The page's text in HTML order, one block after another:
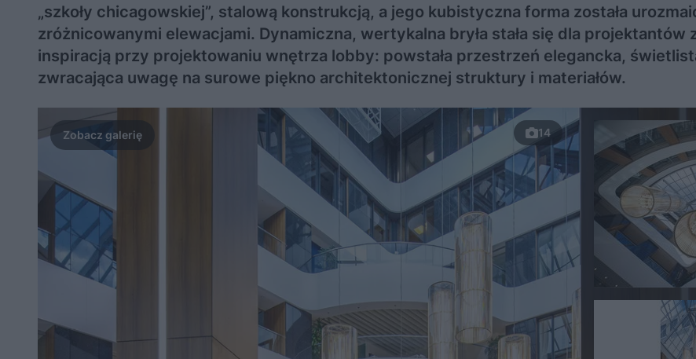
„szkoły chicagowskiej”, stalową konstrukcją, a jego kubistyczna forma została
zróżnicowanymi elewacjami. Dynamiczna, wertykalna bryła stała się dla projektantów
inspiracją przy projektowaniu wnętrza lobby: powstała przestrzeń elegancka,
zwracająca uwagę na surowe piękno architektonicznej struktury i materiałów.
14